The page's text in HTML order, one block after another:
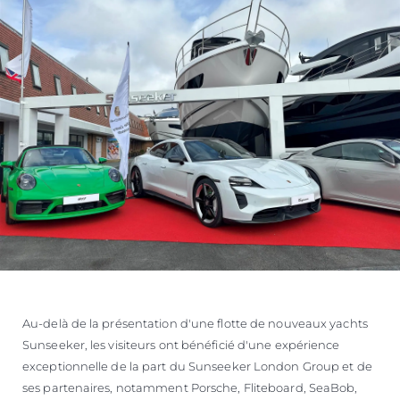
Au-delà de la présentation d'une flotte de nouveaux yachts
Sunseeker, les visiteurs ont bénéficié d'une expérience
exceptionnelle de la part du Sunseeker London Group et de
ses partenaires, notamment Porsche, Fliteboard, SeaBob,